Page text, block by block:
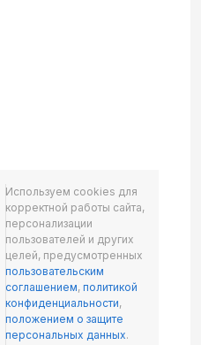
Используем cookies для
корректной работы сайта,
персонализации
пользователей и других
целей, предусмотренных
пользовательским
соглашением,политикой
конфиденциальности,
положением о защите
персональных данных.